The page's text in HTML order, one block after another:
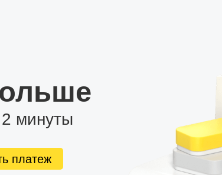
минуты
платеж